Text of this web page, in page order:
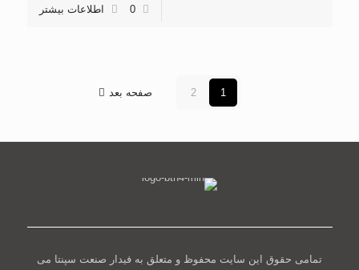
0 اطلاعات بیشتر
1
2 صفحه بعد
تمامی حقوق این سایت محفوظ و متعلق به فیدار صنعت سپنتا می